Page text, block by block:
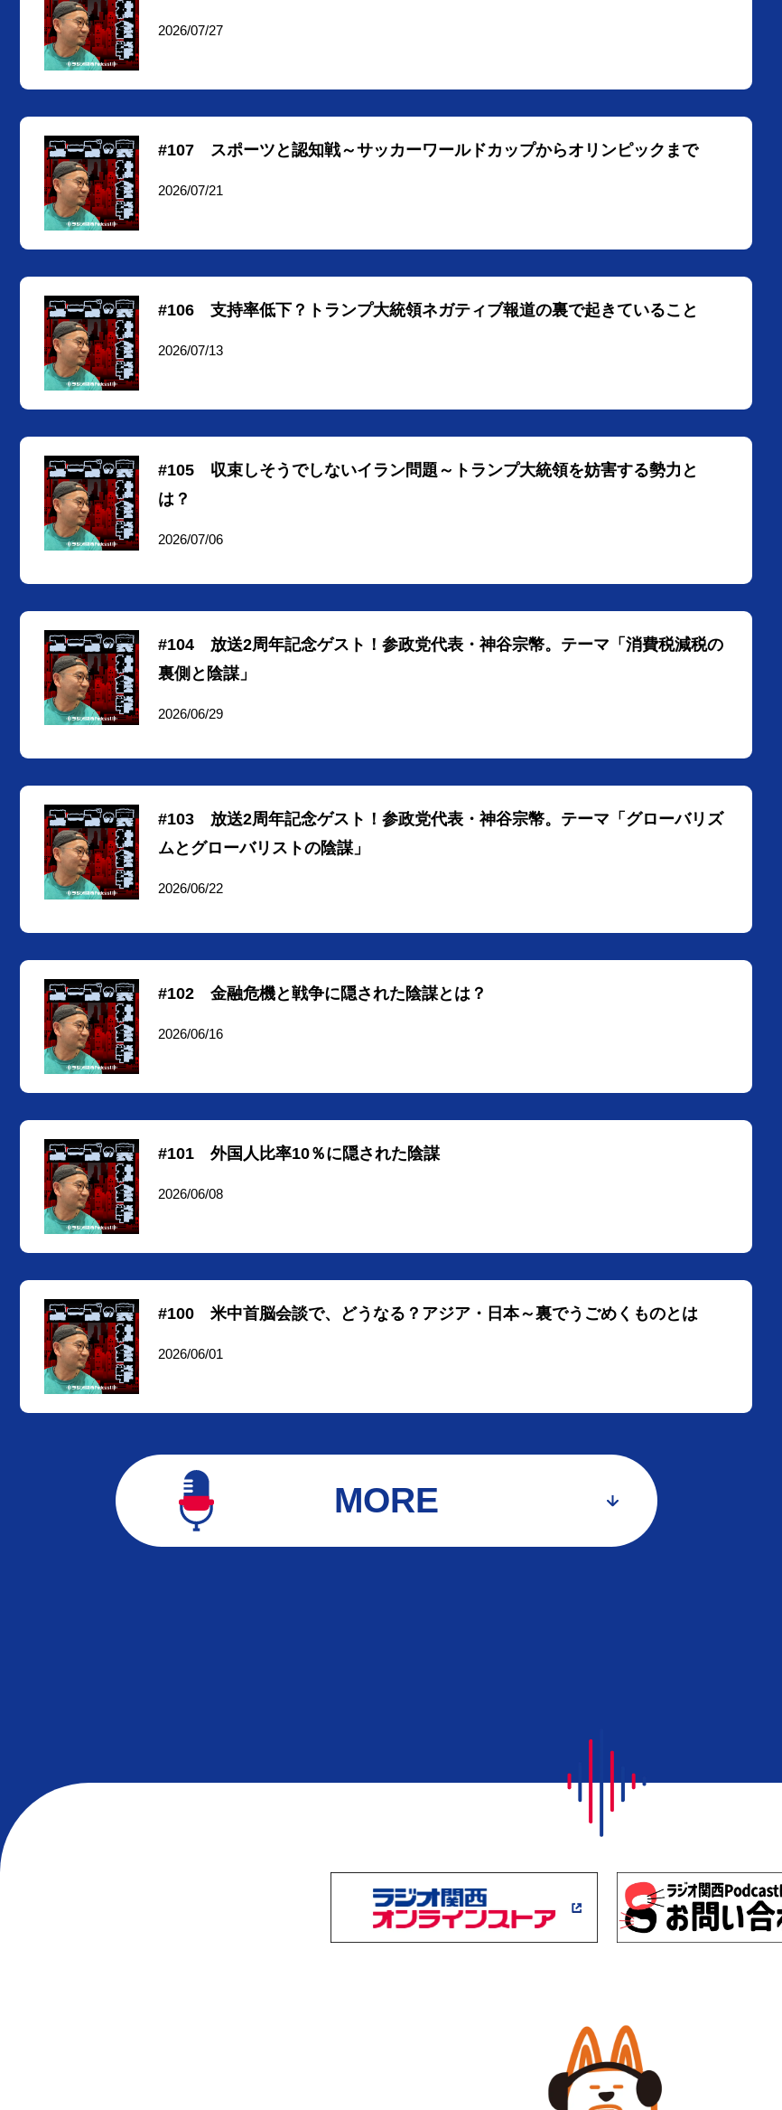
2026/07/27
#107 スポーツと認知戦～サッカーワールドカップからオリンピックまで
2026/07/21
#106 支持率低下？トランプ大統領ネガティブ報道の裏で起きていること
2026/07/13
#105 収束しそうでしないイラン問題～トランプ大統領を妨害する勢力と
は？
2026/07/06
#104 放送2周年記念ゲスト！参政党代表・神谷宗幣。テーマ「消費税減税の
裏側と陰謀」
2026/06/29
#103 放送2周年記念ゲスト！参政党代表・神谷宗幣。テーマ「グローバリズ
ムとグローバリストの陰謀」
2026/06/22
#102 金融危機と戦争に隠された陰謀とは？
2026/06/16
#101 外国人比率10％に隠された陰謀
2026/06/08
#100 米中首脳会談で、どうなる？アジア・日本～裏でうごめくものとは
2026/06/01
MORE